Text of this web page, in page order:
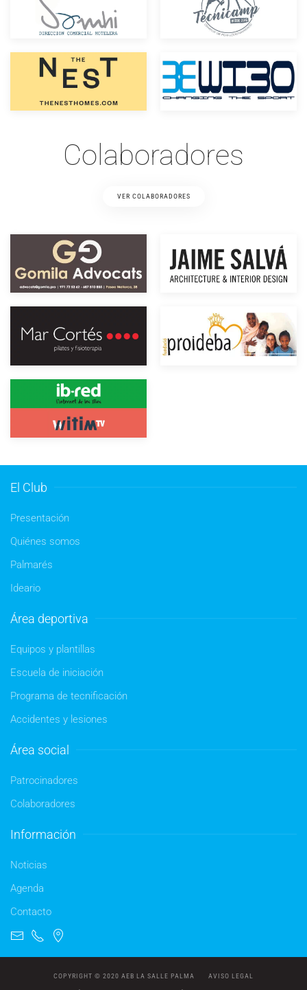
Colaboradores
VER COLABORADORES
El Club
Presentación
Quiénes somos
Palmarés
Ideario
Área deportiva
Equipos y plantillas
Escuela de iniciación
Programa de tecnificación
Accidentes y lesiones
Área social
Patrocinadores
Colaboradores
Información
Noticias
Agenda
Contacto
COPYRIGHT © 2020 AEB LA SALLE PALMA AVISO LEGAL